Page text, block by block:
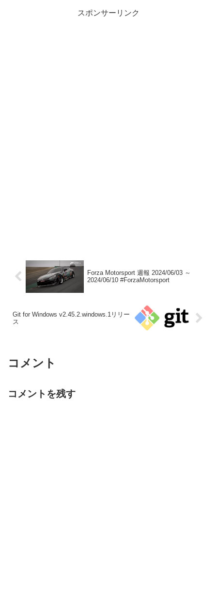
スポンサーリンク
Forza Motorsport 週報 2024/06/03 ～
2024/06/10 #ForzaMotorsport
Git for Windows v2.45.2.windows.1リリー
ス
コメント
コメントを残す